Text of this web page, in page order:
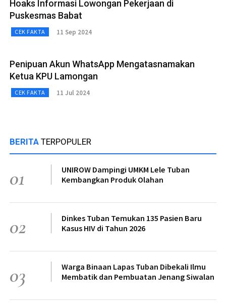
Hoaks Informasi Lowongan Pekerjaan di
Puskesmas Babat
CEK FAKTA 11 Sep 2024
Penipuan Akun WhatsApp Mengatasnamakan
Ketua KPU Lamongan
CEK FAKTA 11 Jul 2024
BERITA TERPOPULER
01
UNIROW Dampingi UMKM Lele Tuban
Kembangkan Produk Olahan
02
Dinkes Tuban Temukan 135 Pasien Baru
Kasus HIV di Tahun 2026
03
Warga Binaan Lapas Tuban Dibekali Ilmu
Membatik dan Pembuatan Jenang Siwalan